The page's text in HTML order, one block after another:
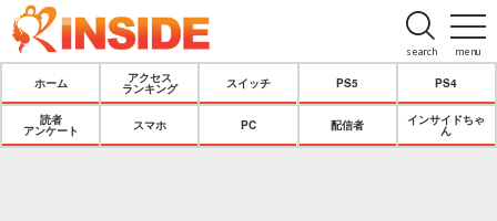
menu
search
ホーム
アクセス
ランキング
スイッチ PS5 PS4
読者
アンケート
スマホ PC 配信者
インサイドちゃ
ん